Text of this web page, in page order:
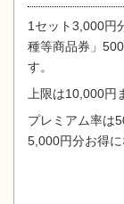
1セット3,000円
種等商品券」
す。
上限は10,000円
プレミアム率は
5,000円分お得に